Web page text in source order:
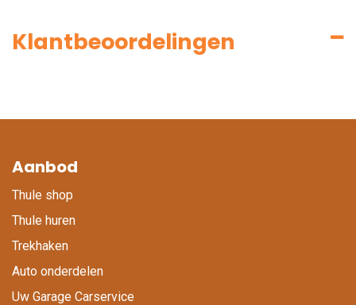
Klantbeoordelingen
Aanbod
Thule shop
Thule huren
Trekhaken
Auto onderdelen
Uw Garage Carservice